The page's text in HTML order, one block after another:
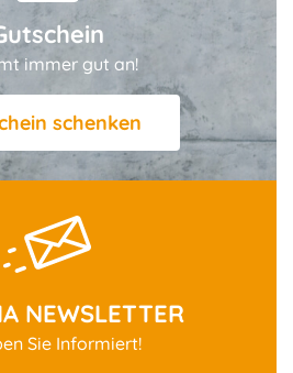
immer gut an!
schenken
NEWSLETTER
Sie Informiert!